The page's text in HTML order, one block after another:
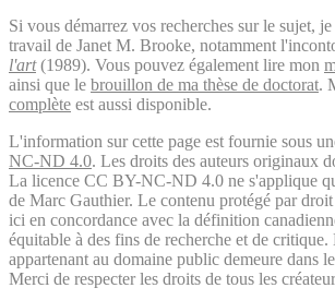
Si vous démarrez vos recherches sur le sujet,
travail de Janet M. Brooke, notamment
l'art(1989). Vous pouvez également lire mon
ainsi que le brouillon de ma thèse de doctorat.
complète est aussi disponible.
L'information sur cette page est fournie sous
NC-ND 4.0. Les droits des auteurs originaux
La licence CC BY-NC-ND 4.0 ne s'applique
de Marc Gauthier. Le contenu protégé par
ici en concordance avec la définition
équitable à des fins de recherche et de critique.
appartenant au domaine public demeure dans
Merci de respecter les droits de tous les